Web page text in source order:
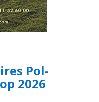
Pol-
2026